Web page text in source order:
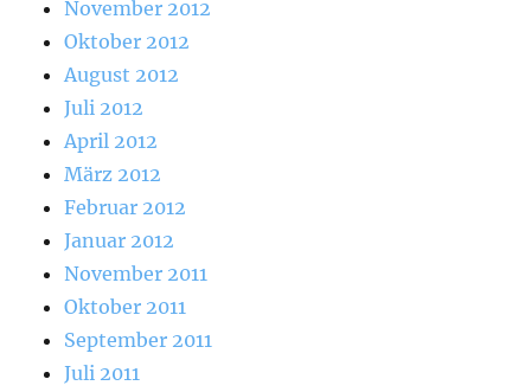
November 2012
Oktober 2012
August 2012
Juli 2012
April 2012
März 2012
Februar 2012
Januar 2012
November 2011
Oktober 2011
September 2011
Juli 2011